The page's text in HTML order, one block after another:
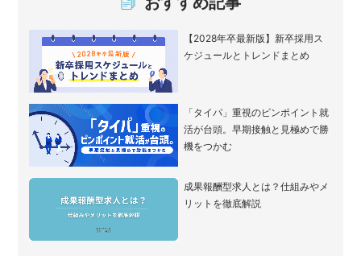
【2028年卒最新版】新卒採用ス
ケジュールとトレンドまとめ
「タイパ」重視のピンポイント就
活が台頭。早期接触と見極めで勝
機をつかむ
成果報酬型求人とは？仕組みやメ
リットを徹底解説